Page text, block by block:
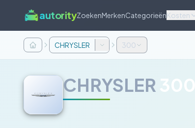
autorityZoekenMerkenCategorieënKosten
CHRYSLER 300
CHRYSLER 300